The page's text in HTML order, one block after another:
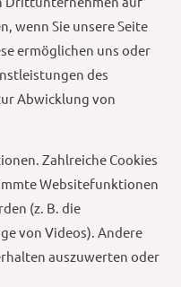
wenn Sie unsere Seite
ermöglichen uns oder
des
Abwicklung von
Zahlreiche Cookies
Websitefunktionen
(z. B. die
von Videos). Andere
auszuwerten oder